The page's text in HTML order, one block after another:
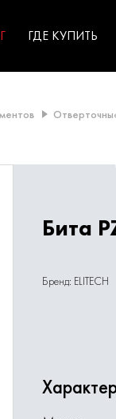
ГДЕ КУПИТЬ
Бита
Бренд: ELITECH